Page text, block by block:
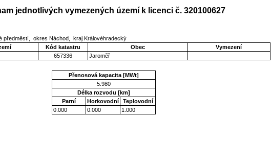
jednotlivých vymezených území k licenci č. 320100627
předměstí, okres Náchod, kraj Královéhradecký
Kód katastru Obec
Vymezení
657336 Jaroměř
Přenosová kapacita [MWt]
5.980
Délka rozvodu [km]
Parní
Horkovodní
Teplovodní
0.000
0.000 1.000